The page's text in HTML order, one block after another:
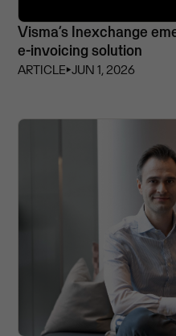
Visma’s Inexchange
e-invoicing solution
ARTICLE⏵JUN 1, 2026